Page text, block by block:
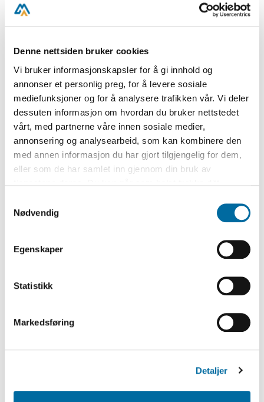
Denne nettsiden bruker cookies
Vi bruker informasjonskapsler for å gi innhold og
annonser et personlig preg, for å levere sosiale
mediefunksjoner og for å analysere trafikken vår. Vi deler
dessuten informasjon om hvordan du bruker nettstedet
vårt, med partnerne våre innen sosiale medier,
annonsering og analysearbeid, som kan kombinere den
med annen informasjon du har gjort tilgjengelig for dem,
eller som de har samlet inn gjennom din bruk av
så endre samtykke og så avvis.
Nødvendig
Egenskaper
Statistikk
Markedsføring
Detaljer
kan vi stille ut et stort antall gjenstander av
Magasiner er rom hvor gjenstander oppbevares
når de ikke er på utstilling. Magasinene våre
inneholder til sammen nærmere 50 000
enkeltgjenstander, i alle størrelser.
Magasinene har klimastyring, med stabil
temperatur og fuktighet, for å gi best mulige
bevaringsforhold.